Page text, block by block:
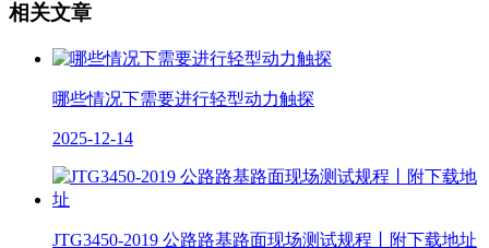
相关文章
哪些情况下需要进行轻型动力触探
2025-12-14
JTG3450-2019 公路路基路面现场测试规程丨附下载地址